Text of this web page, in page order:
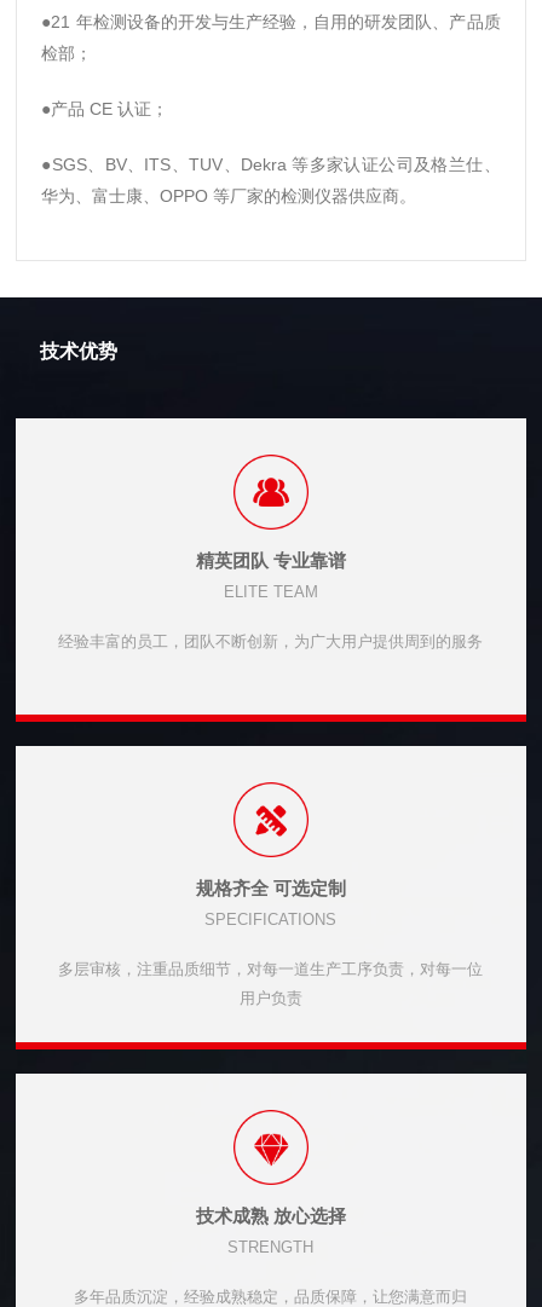
●21 年检测设备的开发与生产经验，自用的研发团队、产品质
检部；
●产品 CE 认证；
●SGS、BV、ITS、TUV、Dekra 等多家认证公司及格兰仕、
华为、富士康、OPPO 等厂家的检测仪器供应商。
技术优势
精英团队 专业靠谱
ELITE TEAM
经验丰富的员工，团队不断创新，为广大用户提供周到的服务
规格齐全 可选定制
SPECIFICATIONS
多层审核，注重品质细节，对每一道生产工序负责，对每一位
用户负责
技术成熟 放心选择
STRENGTH
多年品质沉淀，经验成熟稳定，品质保障，让您满意而归